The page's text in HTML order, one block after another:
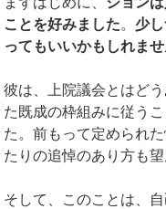
ことを好みました。 少
ってもいいかもしれま
彼は、上院議会とはど
た既成の枠組みに従う
た。前もって定められ
たりの追悼のあり方も
そして、このことは、